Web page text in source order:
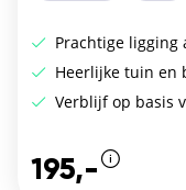
Prachtige ligging
Heerlijke tuin en
Verblijf op basis
195,-